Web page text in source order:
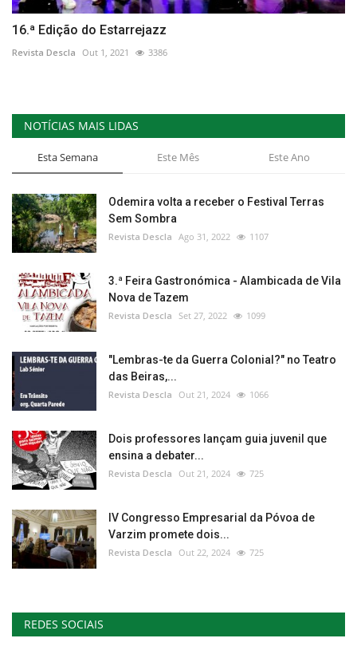
16.ª Edição do Estarrejazz
Revista Descla Out 1, 2021 3386
NOTÍCIAS MAIS LIDAS
Esta Semana Este Mês Este Ano
Odemira volta a receber o Festival Terras
Sem Sombra
Revista Descla Ago 31, 2022 1107
3.ª Feira Gastronómica - Alambicada de Vila
Nova de Tazem
Revista Descla Set 27, 2022 1099
"Lembras-te da Guerra Colonial?" no Teatro
das Beiras,...
Revista Descla Out 21, 2024 1066
Dois professores lançam guia juvenil que
ensina a debater...
Revista Descla Out 21, 2024 725
IV Congresso Empresarial da Póvoa de
Varzim promete dois...
Revista Descla Out 22, 2024 725
REDES SOCIAIS